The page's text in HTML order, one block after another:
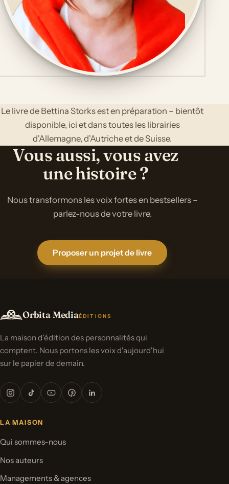
Le livre de Bettina Storks est en préparation – bientôt
disponible, ici et dans toutes les librairies
d'Allemagne, d'Autriche et de Suisse.
Vous aussi, vous avez
une histoire ?
Nous transformons les voix fortes en bestsellers –
parlez-nous de votre livre.
Proposer un projet de livre
Orbita MediaÉDITIONS
La maison d'édition des personnalités qui
comptent. Nous portons les voix d'aujourd'hui
sur le papier de demain.
LA MAISON
Qui sommes-nous
Nos auteurs
Managements & agences